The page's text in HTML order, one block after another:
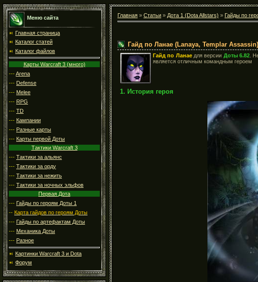
Меню сайта
Главная страница
Каталог статей
Каталог файлов
Карты Warcraft 3 (много)
---Arena
--- Defense
--- Melee
--- RPG
--- TD
--- Кампании
--- Разные карты
--- Карты первой Доты
Тактики Warcraft 3
--- Тактики за альянс
--- Тактики за орду
--- Тактики за нежить
--- Тактики за ночных эльфов
Первая Дота
--- Гайды по героям Доты 1
-- Карта гайдов по героям Доты
--- Гайды по артефактам Доты
--- Механика Доты
--- Разное
Картинки Warcraft 3 и Dota
Форум
Главная » Статьи » Дота 1 (Dota Allstars) » Гайды по
Гайд по Ланае (Lanaya, Templar Assassin)
Гайд по Ланаедля версии Доты 6.82 .
является отличным командным героем
1. История героя